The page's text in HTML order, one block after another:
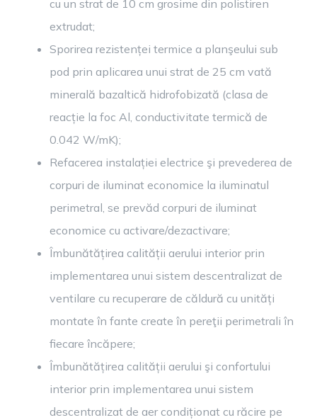
cu un strat de 10 cm grosime din polistiren
extrudat;
Sporirea rezistenței termice a planşeului sub
pod prin aplicarea unui strat de 25 cm vată
minerală bazaltică hidrofobizată (clasa de
reacție la foc Al, conductivitate termică de
0.042 W/mK);
Refacerea instalației electrice şi prevederea de
corpuri de iluminat economice la iluminatul
perimetral, se prevăd corpuri de iluminat
economice cu activare/dezactivare;
Îmbunătățirea calității aerului interior prin
implementarea unui sistem descentralizat de
ventilare cu recuperare de căldură cu unități
montate în fante create în pereţii perimetrali în
fiecare încăpere;
Îmbunătățirea calității aerului şi confortului
interior prin implementarea unui sistem
descentralizat de aer condiționat cu răcire pe